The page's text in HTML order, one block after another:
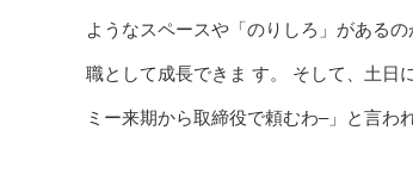
ようなスペースや「のりしろ」がある
職として成長できま す。 そして、土日
ミー来期から取締役で頼むわ–」と言わ